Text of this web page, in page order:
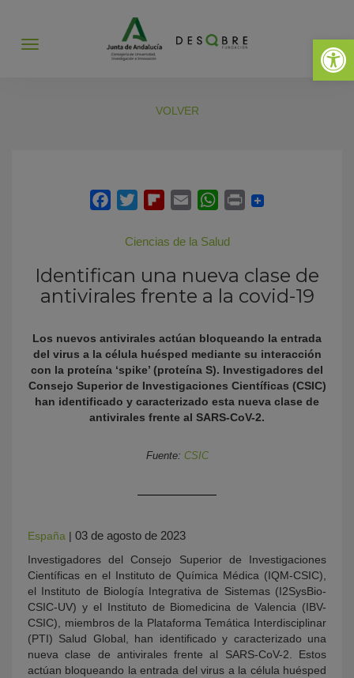
Abrir
Abrir
VOLVER
Ciencias de la Salud
Identifican una nueva clase de
antivirales frente a la covid-19
Los nuevos antivirales actúan bloqueando la entrada
del virus a la célula huésped mediante su interacción
con la proteína ‘spike’ (proteína S). Investigadores del
Consejo Superior de Investigaciones Científicas (CSIC)
han identificado y caracterizado esta nueva clase de
antivirales frente al SARS-CoV-2.
Fuente: CSIC
España | 03 de agosto de 2023
Investigadores del Consejo Superior de Investigaciones
Científicas en el Instituto de Química Médica (IQM-CSIC),
el Instituto de Biología Integrativa de Sistemas (I2SysBio-
CSIC-UV) y el Instituto de Biomedicina de Valencia (IBV-
CSIC), miembros de la Plataforma Temática Interdisciplinar
(PTI) Salud Global, han identificado y caracterizado una
nueva clase de antivirales frente al SARS-CoV-2. Estos
actúan bloqueando la entrada del virus a la célula huésped